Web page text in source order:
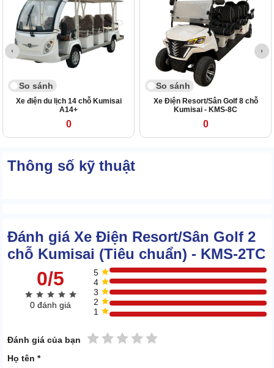
So sánh
Xe điện du lịch 14 chỗ Kumisai
A14+
0
So sánh
Xe Điện Resort/Sân Golf 8 chỗ
Kumisai - KMS-8C
0
Thông số kỹ thuật
Đánh giá Xe Điện Resort/Sân Golf 2
chỗ Kumisai (Tiêu chuẩn) - KMS-2TC
0/5
0 đánh giá
5
4
3
2
1
Đánh giá của bạn 5 sao
4 sao
3 sao
2 sao
1 sao
Họ tên *